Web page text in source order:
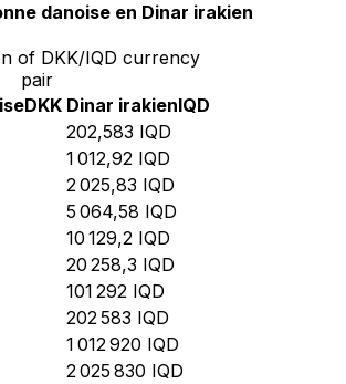
danoise en Dinar irakien
of DKK/IQD currency
pair
DKK Dinar irakienIQD
202,583 IQD
1 012,92 IQD
2 025,83 IQD
5 064,58 IQD
10 129,2 IQD
20 258,3 IQD
101 292 IQD
202 583 IQD
1 012 920 IQD
2 025 830 IQD